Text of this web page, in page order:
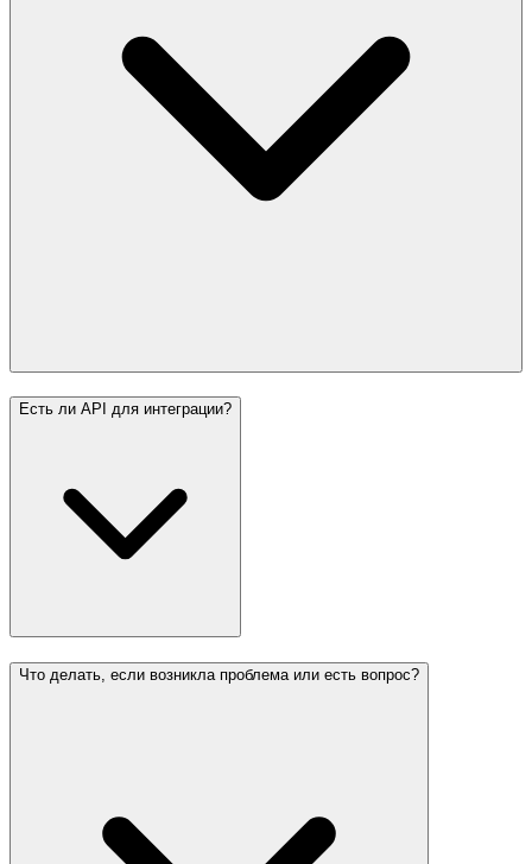
Есть ли API для интеграции?
Что делать, если возникла проблема или есть вопрос?